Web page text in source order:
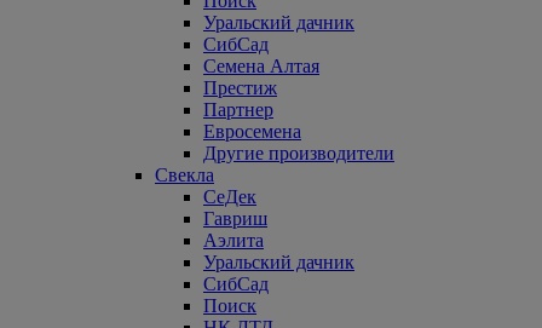
Уральский дачник
СибСад
Семена Алтая
Престиж
Партнер
Евросемена
Другие производители
Свекла
СеДек
Гавриш
Аэлита
Уральский дачник
СибСад
Поиск